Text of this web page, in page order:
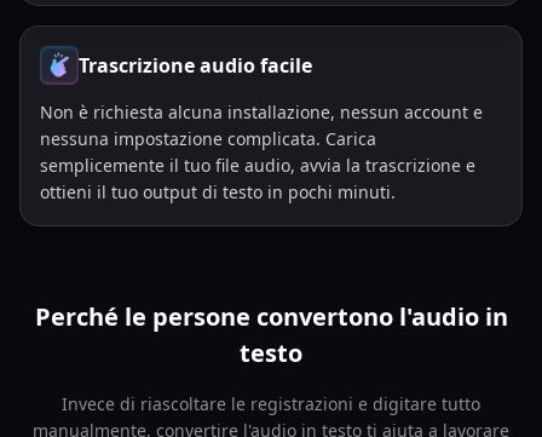
Trascrizione audio facile
Non è richiesta alcuna installazione, nessun account e
nessuna impostazione complicata. Carica
semplicemente il tuo file audio, avvia la trascrizione e
ottieni il tuo output di testo in pochi minuti.
Perché le persone convertono l'audio in
testo
Invece di riascoltare le registrazioni e digitare tutto
manualmente, convertire l'audio in testo ti aiuta a lavorare